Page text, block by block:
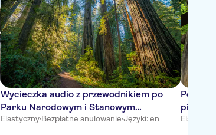
Wycieczka audio z przewodnikiem po
Parku Narodowym i Stanowym
Redwoods
Elastyczny·Bezpłatne anulowanie·Języki: en
piesza